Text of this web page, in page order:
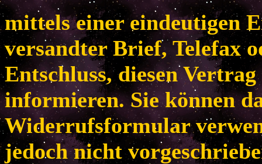
mittels einer eindeutigen
versandter Brief, Telefax
Entschluss, diesen
informieren. Sie können
Widerrufsformular
jedoch nicht